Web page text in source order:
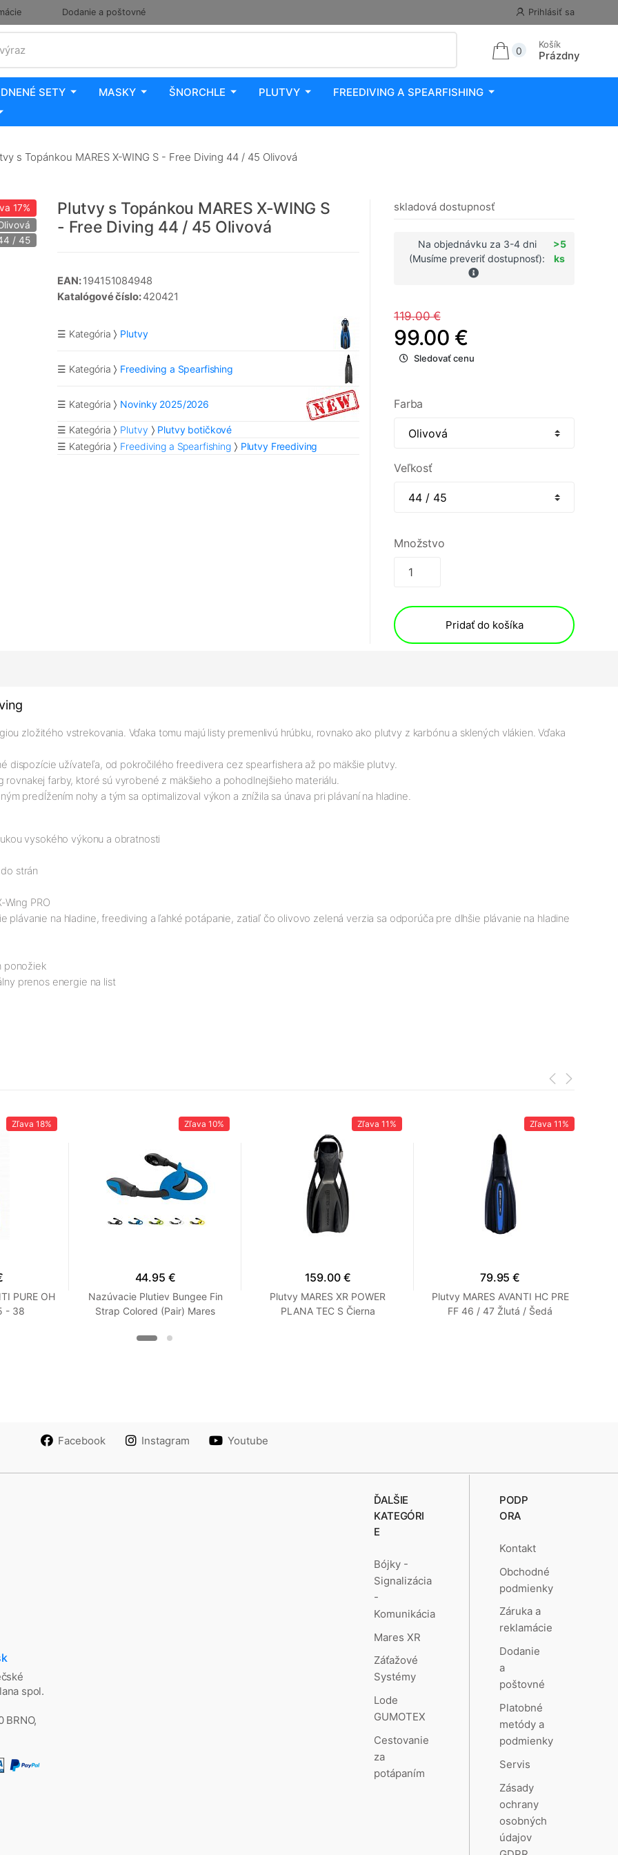
Dodanie a poštovné Prihlásiť sa
0
Košík
Prázdny
SETY MASKY ŠNORCHLE PLUTVY
FREEDIVING A SPEARFISHING
s Topánkou MARES X-WING S - Free Diving 44 / 45 Olivová
17%
/ 45
Plutvy s Topánkou MARES X-WING S
- Free Diving 44 / 45 Olivová
EAN:194151084948
Katalógové číslo:420421
☰ Kategória Plutvy
☰ Kategória Freediving a Spearfishing
☰ Kategória Novinky 2025/2026
☰ Kategória Plutvy
Plutvy botičkové
☰ Kategória
Freediving a Spearfishing Plutvy Freediving
skladová dostupnosť
Na objednávku za 3-4 dni
(Musíme preveriť dostupnosť):
>5
ks
119.00 €
99.00 €
Sledovať cenu
Farba
Veľkosť
Množstvo
Pridať do košíka
zložitého vstrekovania. Vďaka tomu majú listy premenlivú hrúbku, rovnako ako plutvy z karbónu a sklených vlákien. Vďaka
dispozície užívateľa, od pokročilého freedivera cez spearfishera až po mäkšie plutvy.
farby, ktoré sú vyrobené z mäkšieho a pohodlnejšieho materiálu.
predĺžením nohy a tým sa optimalizoval výkon a znížila sa únava pri plávaní na hladine.
vysokého výkonu a obratnosti
strán
PRO
plávanie na hladine, freediving a ľahké potápanie, zatiaľ čo olivovo zelená verzia sa odporúča pre dlhšie plávanie na hladine
ponožiek
prenos energie na list
Zľava 18%
PURE OH
- 38
Zľava 10%
44.95 €
Nazúvacie Plutiev Bungee Fin
Strap Colored (Pair) Mares
Zľava 11%
159.00 €
Plutvy MARES XR POWER
PLANA TEC S Čierna
Zľava 11%
79.95 €
Plutvy MARES AVANTI HC PRE
FF 46 / 47 Žlutá / Šedá
Facebook Instagram Youtube
spol.
BRNO,
ĎALŠIE
KATEGÓRI
E
Bójky -
Signalizácia
-
Komunikácia
Mares XR
Záťažové
Systémy
Lode
GUMOTEX
Cestovanie
za
potápaním
PODP
ORA
Kontakt
Obchodné
podmienky
Záruka a
reklamácie
Dodanie
a
poštovné
Platobné
metódy a
podmienky
Servis
Zásady
ochrany
osobných
údajov